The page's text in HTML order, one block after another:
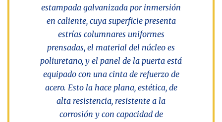
estampada galvanizada por inmersión
en caliente, cuya superficie presenta
estrías columnares uniformes
prensadas, el material del núcleo es
poliuretano, y el panel de la puerta está
equipado con una cinta de refuerzo de
acero. Esto la hace plana, estética, de
alta resistencia, resistente a la
corrosión y con capacidad de